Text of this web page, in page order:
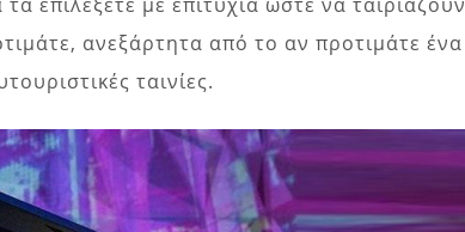
ανεξάρτητα από το αν προτιμάτε ένα
ταινίες.